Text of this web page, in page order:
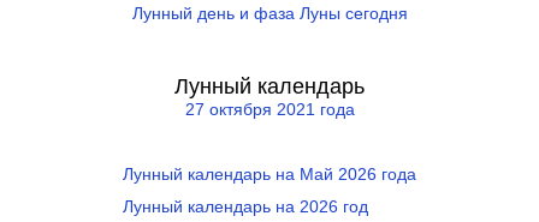
Лунный день и фаза Луны сегодня
Лунный календарь
27 октября 2021 года
Лунный календарь на Май 2026 года
Лунный календарь на 2026 год